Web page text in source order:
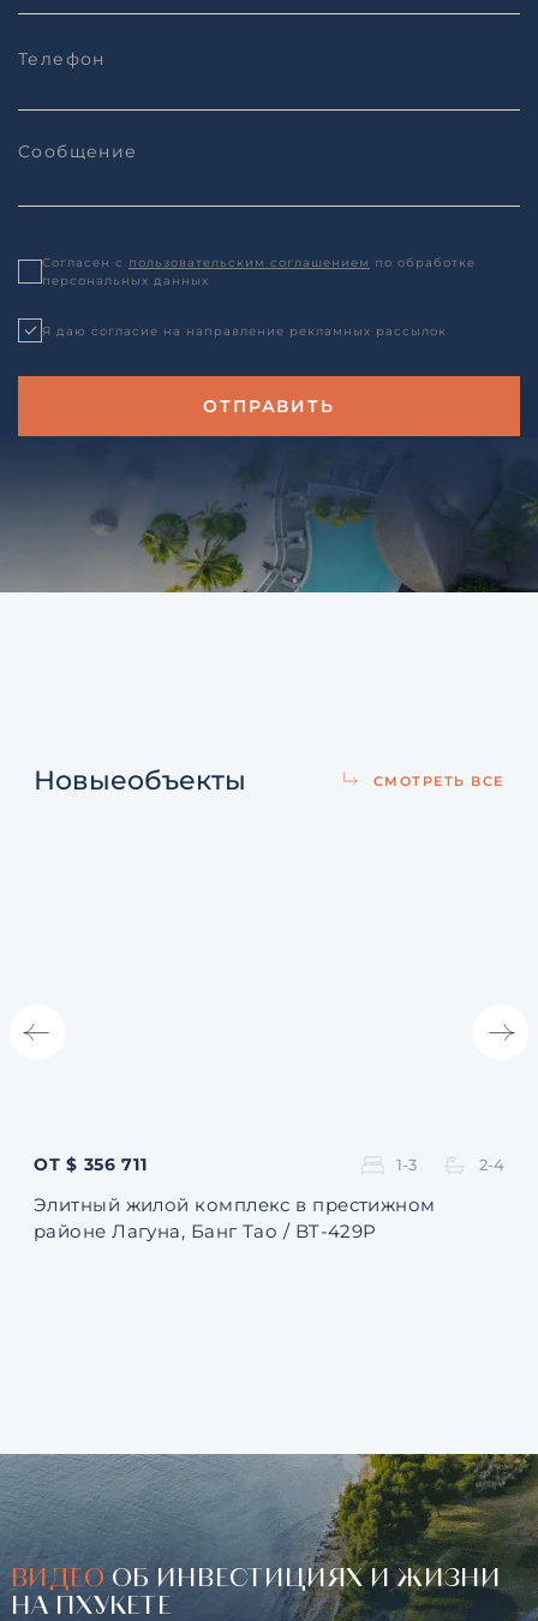
Согласен с пользовательским соглашением по обработке
персональных данных
Я даю согласие на направление рекламных рассылок
Новыеобъекты СМОТРЕТЬ ВСЕ
ОТ $ 356 711 1-3 2-4
Элитный жилой комплекс в престижном
районе Лагуна, Банг Тао / BT-429P
ВИДЕО ОБ ИНВЕСТИЦИЯХ И ЖИЗНИ
НА ПХУКЕТЕ